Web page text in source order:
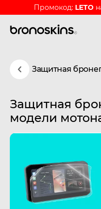
Промокод: LETO
Защитная
модели